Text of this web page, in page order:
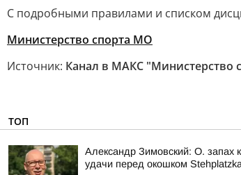
С подробными правилами и списком
Министерство спорта МО
Источник: Канал в МАКС "Министерство
ТОП
Александр Зимовский: О. запах
удачи перед окошком